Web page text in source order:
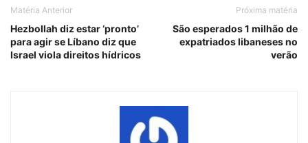
Matéria Anterior
Hezbollah diz estar ‘pronto’
para agir se Líbano diz que
Israel viola direitos hídricos
Próxima matéria
São esperados 1 milhão de
expatriados libaneses no
verão